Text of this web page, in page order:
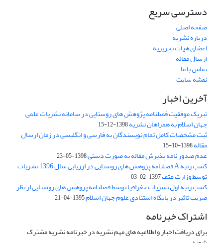
دسترسی سریع
صفحه اصلی
درباره نشریه
اعضای هیات تحریریه
ارسال مقاله
تماس با ما
نقشه سایت
آخرین اخبار
تبریک موفقیت فصلنامه پژوهش های روستایی در سامانه نشریات علمی
جهان اسلام به همراهان نشریه1398-12-15
ثبت مشخصات کامل تمام نویسندگان به فارسی و انگلیسی در زمان ارسال
مقاله1398-10-15
عدم صدور نامه پذیرش مقاله به صورت دستی1398-05-23
کسب رتبه A فصلنامه پژوهش های روستایی در ارزیابی سال 1396 نشریات
توسط وزارت عتف1397-02-03
کسب رتبه اول نشریات جغرافیا توسط فصلنامه پژوهش های روستایی از نظر
ضریب تاثیر در پایگاه استنادی علوم جهان اسلام1395-04-21
اشتراک خبرنامه
برای دریافت اخبار و اطلاعیه های مهم نشریه در خبرنامه نشریه مشترک